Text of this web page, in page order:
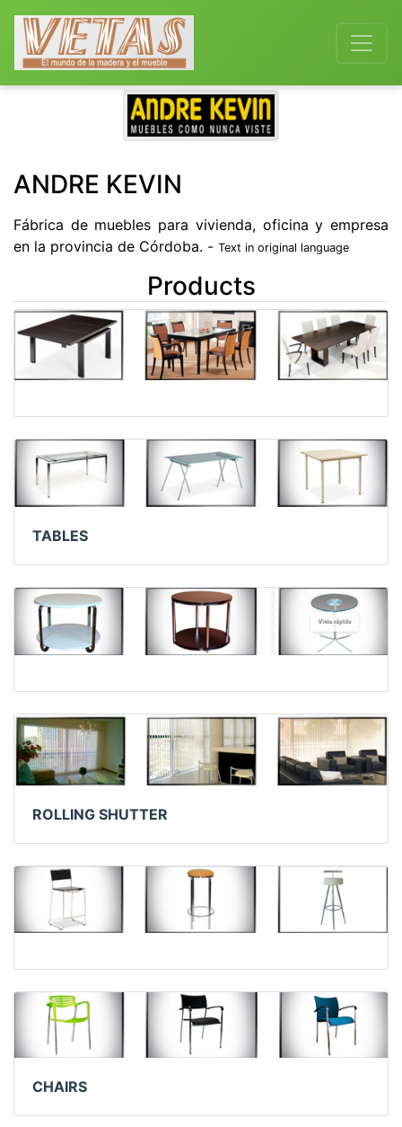
ANDRE KEVIN
Fábrica de muebles para vivienda, oficina y empresa
en la provincia de Córdoba. - Text in original language
Products
TABLES
ROLLING SHUTTER
CHAIRS